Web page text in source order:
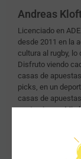
Andreas
Licenciado en
desde 2011 en la
cultura al rugby,
Disfruto viendo
casas de
picks, en un
casas de
gente piensa. Mi
comunidad del